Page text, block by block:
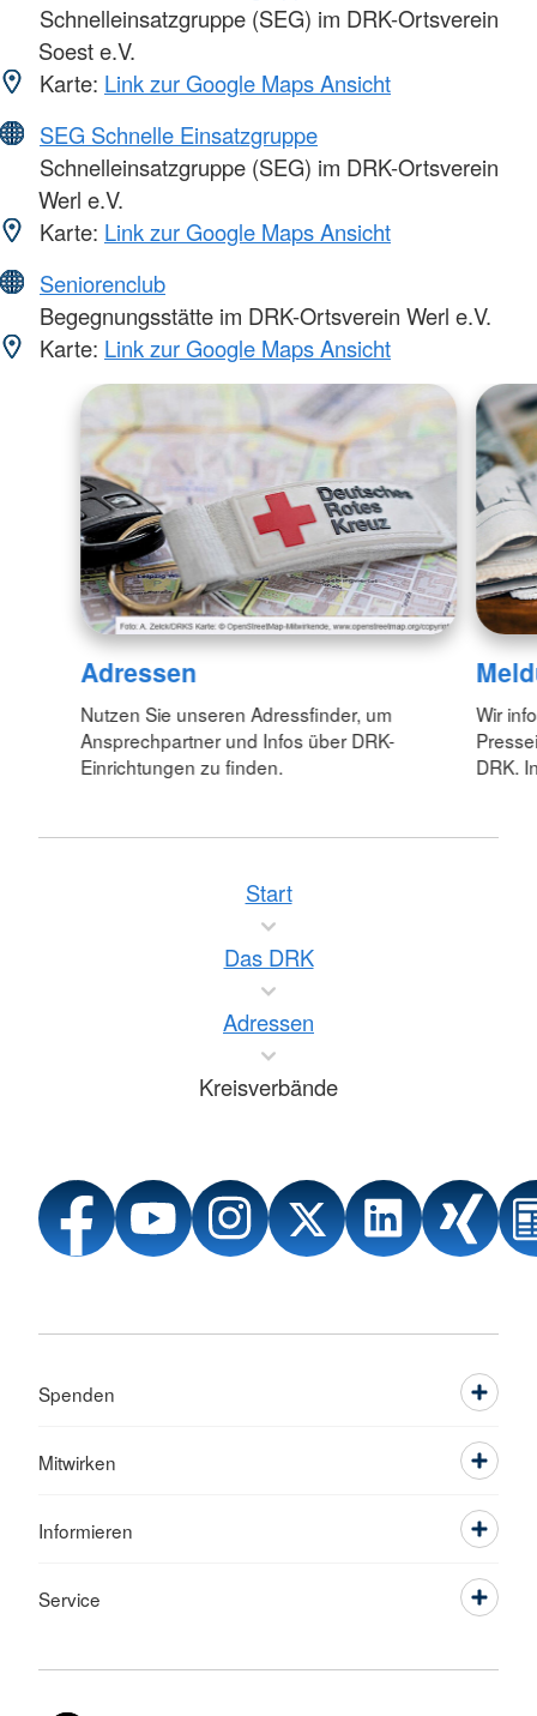
Schnelleinsatzgruppe (SEG) im DRK-Ortsverein
Soest e.V.
Karte: Link zur Google Maps Ansicht
SEG Schnelle Einsatzgruppe
Schnelleinsatzgruppe (SEG) im DRK-Ortsverein
Werl e.V.
Karte: Link zur Google Maps Ansicht
Seniorenclub
Begegnungsstätte im DRK-Ortsverein Werl e.V.
Karte: Link zur Google Maps Ansicht
Adressen
Nutzen Sie unseren Adressfinder, um
Ansprechpartner und Infos über DRK-
Einrichtungen zu finden.
Wir
DRK.
Start
Das DRK
Adressen
Kreisverbände
Spenden
Mitwirken
Informieren
Service